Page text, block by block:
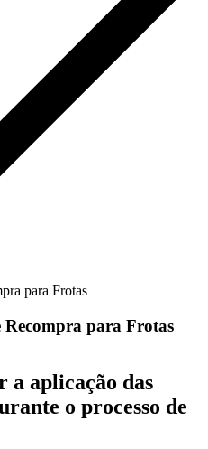
para Frotas
Recompra para Frotas
a aplicação das
o processo de